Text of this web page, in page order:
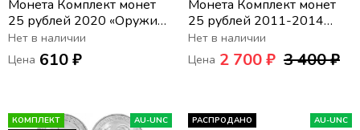
Монета Комплект монет
25 рублей 2020 «Оружие
Великой Победы
(конструкторы оружия)»
(5 шт) - 2-ой выпуск
Нет в наличии
Цена 610 ₽
Монета Комплект монет
25 рублей 2011-2014
«XXII Зимняя Олимпиада в
Сочи» цветные (4 шт.)
Нет в наличии
Цена 2 700 ₽ 3 400 ₽
КОМПЛЕКТ
AU-UNC РАСПРОДАНО AU-UNC